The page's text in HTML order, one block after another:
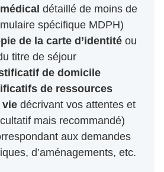
détaillé de moins de
spécifique MDPH)
de la carte d’identité ou
titre de séjour
de domicile
de ressources
viedécrivant vos attentes et
mais recommandé)
aux demandes
d’aménagements, etc.